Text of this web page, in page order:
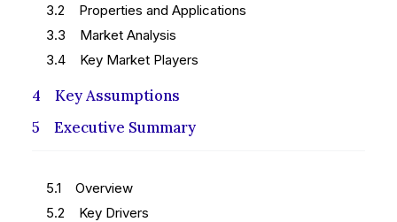
3.2 Properties and Applications
3.3 Market Analysis
3.4 Key Market Players
4 Key Assumptions
5 Executive Summary
5.1 Overview
5.2 Key Drivers